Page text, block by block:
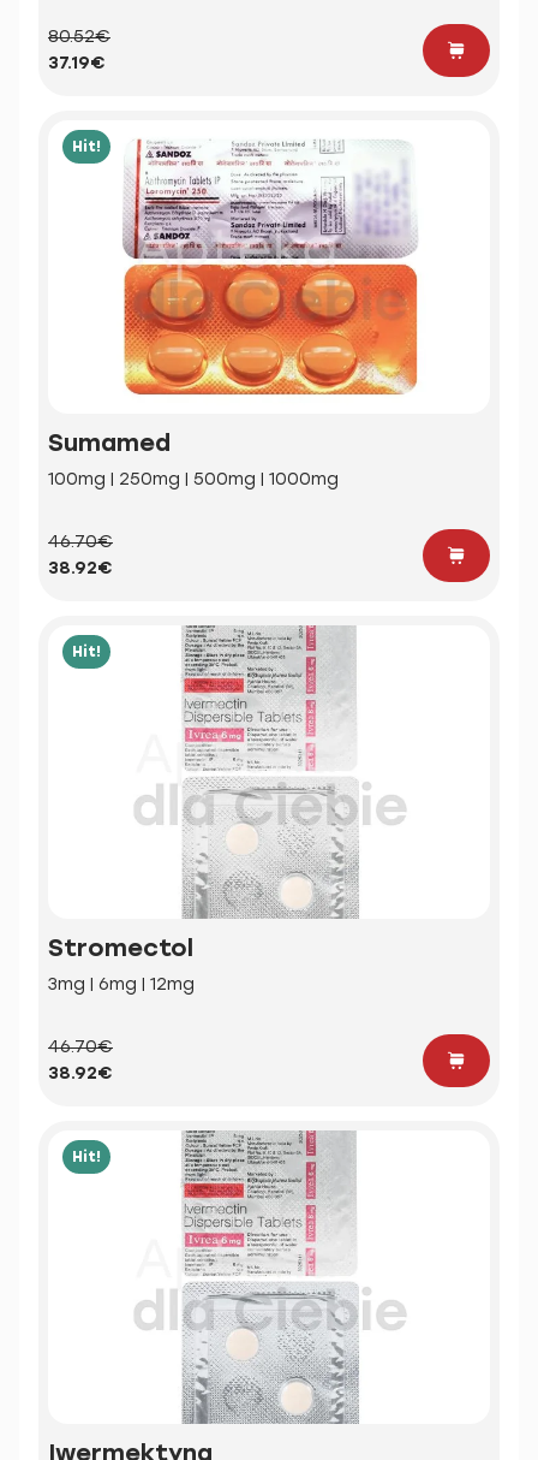
80.52€
37.19€
Hit!
Sumamed
100mg | 250mg | 500mg | 1000mg
46.70€
38.92€
Hit!
Stromectol
3mg | 6mg | 12mg
46.70€
38.92€
Hit!
Iwermektyna